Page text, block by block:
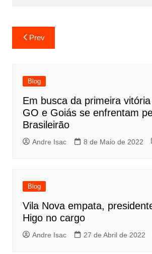
Prev
Blog
Em busca da primeira
GO e Goiás se enfrentam
Brasileirão
Andre Isac 8 de Maio de 2022
Blog
Vila Nova empata,
Higo no cargo
Andre Isac 27 de Abril de 2022